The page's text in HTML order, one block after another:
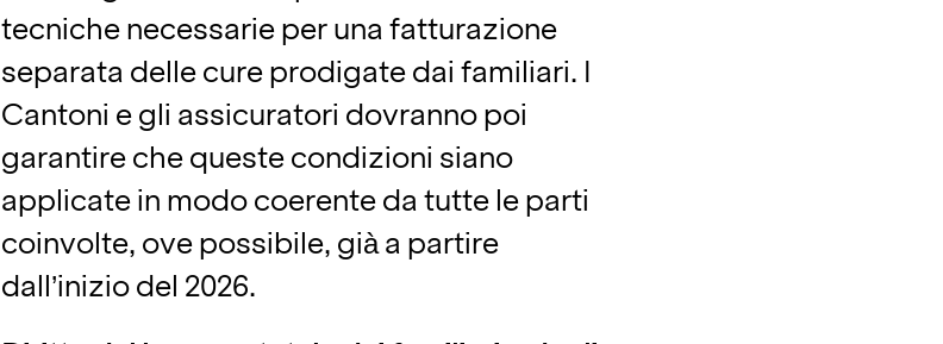
tecniche necessarie per una fatturazione
separata delle cure prodigate dai familiari. I
Cantoni e gli assicuratori dovranno poi
garantire che queste condizioni siano
applicate in modo coerente da tutte le parti
coinvolte, ove possibile, già a partire
dall’inizio del 2026.